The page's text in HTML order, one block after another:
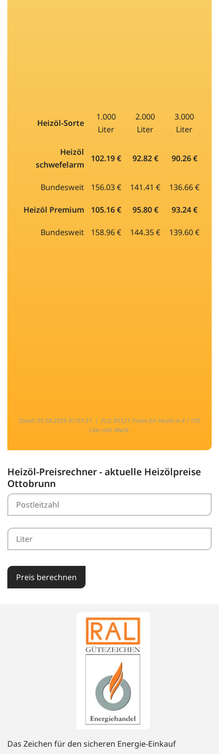
Heizöl-Sorte
1.000
Liter
2.000
Liter
3.000
Liter
Heizöl
schwefelarm
102.19 € 92.82 € 90.26 €
Bundesweit 156.03 € 141.41 € 136.66 €
Heizöl Premium 105.16 € 95.80 € 93.24 €
Bundesweit 158.96 € 144.35 € 139.60 €
Stand: 05.08.2026 07:07:37 | PLZ: 85521 Preise für Heizöl in € / 100
Liter inkl. MwSt.
Heizöl-Preisrechner - aktuelle Heizölpreise
Ottobrunn
Preis berechnen
Das Zeichen für den sicheren Energie-Einkauf